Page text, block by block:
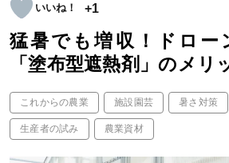
+1
猛暑でも増収！ドロー
「塗布型遮熱剤」のメリ
これからの農業 施設園芸 暑さ対策
生産者の試み 農業資材